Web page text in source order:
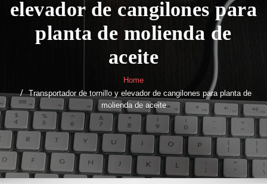
elevador de cangilones para
planta de molienda de
aceite
Home
Transportador de tornillo y elevador de cangilones para planta de
molienda de aceite